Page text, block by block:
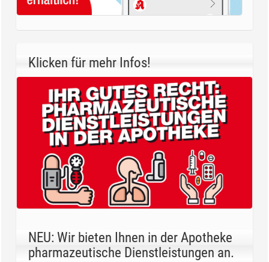
Klicken für mehr Infos!
NEU: Wir bieten Ihnen in der Apotheke
pharmazeutische Dienstleistungen an.